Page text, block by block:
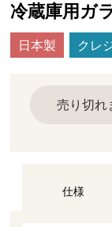
冷蔵庫用ガ
日本製 クレ
売り切れ
仕様